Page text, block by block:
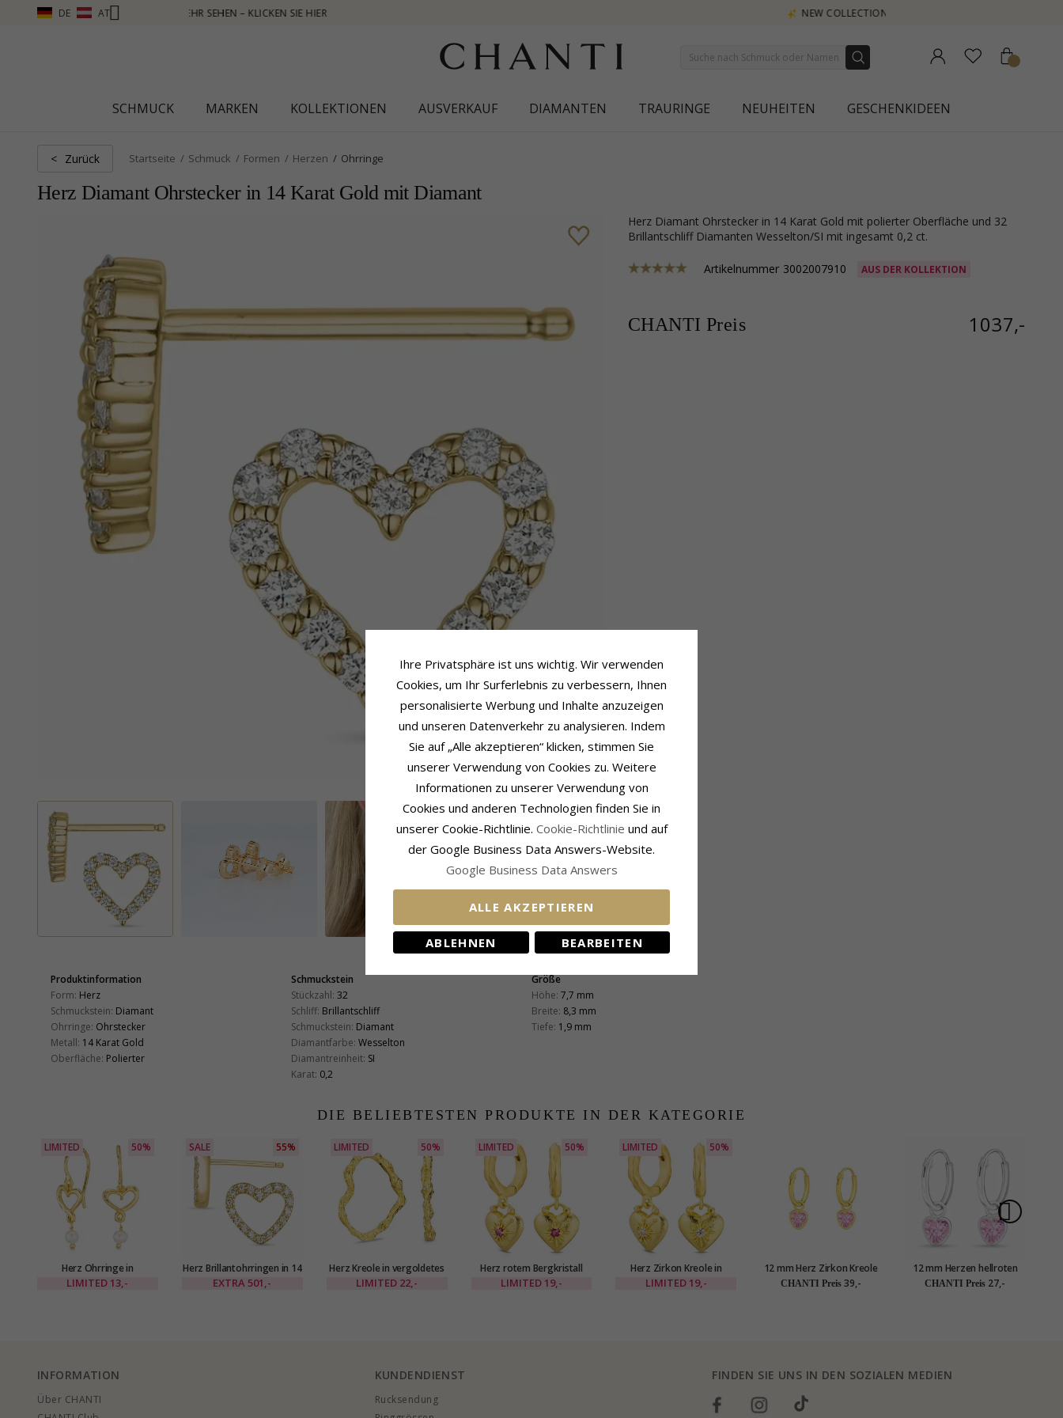
DE AT
– KLICKEN SIE HIER
SCHMUCK MARKEN KOLLEKTIONEN AUSVERKAUF DIAMANTEN TRAURINGE NEUHEITEN GESCHENKIDEEN
< Zurück Startseite Schmuck Formen Herzen Ohrringe
Herz Diamant Ohrstecker in 14 Karat Gold mit Diamant
Herz Diamant Ohrstecker in 14 Karat Gold mit polierter Oberfläche und 32
Brillantschliff Diamanten Wesselton/SI mit ingesamt 0,2 ct.
Artikelnummer 3002007910 AUS DER KOLLEKTION
CHANTI Preis 1037,-
Produktinformation
Form: Herz
Schmuckstein: Diamant
Ohrringe: Ohrstecker
Metall: 14 Karat Gold
Oberfläche: Polierter
Schmuckstein
Stückzahl: 32
Schliff: Brillantschliff
Schmuckstein: Diamant
Diamantfarbe: Wesselton
Diamantreinheit: SI
Karat: 0,2
Größe
Höhe: 7,7 mm
Breite: 8,3 mm
Tiefe: 1,9 mm
DIE BELIEBTESTEN PRODUKTE IN DER KATEGORIE
LIMITED 50%
Herz Ohrringe in
vergoldetes Messing - Eliné
LIMITED 13,-
SALE 55%
Herz Brillantohrringen in 14
Karat Gold mit Diamant
EXTRA501,-
LIMITED 50%
Herz Kreole in vergoldetes
Messing - Eliné
LIMITED 22,-
LIMITED 50%
Herz rotem Bergkristall
Kreole in vergoldetes
LIMITED 19,-
LIMITED 50%
Herz Zirkon Kreole in
vergoldetes Messing - Eliné
LIMITED 19,-
12 mm Herz Zirkon Kreole
in vergoldetem Silber -
CHANTI Preis 39,-
12 mm Herzen hellroten
Bergkristall Kreole in Silber
CHANTI Preis 27,-
INFORMATION
Über CHANTI
KUNDENDIENST
Rucksendung
FINDEN SIE UNS IN DEN SOZIALEN MEDIEN
Ihre Privatsphäre ist uns wichtig. Wir verwenden
Cookies, um Ihr Surferlebnis zu verbessern, Ihnen
personalisierte Werbung und Inhalte anzuzeigen
und unseren Datenverkehr zu analysieren. Indem
Sie auf „Alle akzeptieren“ klicken, stimmen Sie
unserer Verwendung von Cookies zu. Weitere
Informationen zu unserer Verwendung von
Cookies und anderen Technologien finden Sie in
unserer Cookie-Richtlinie. Cookie-Richtlinie und auf
der Google Business Data Answers-Website.
Google Business Data Answers
ALLE AKZEPTIEREN
ABLEHNEN BEARBEITEN